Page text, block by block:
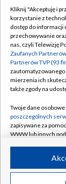
Abonament
Emisja w TVP
Centrum
Naziemna
Rada
System NOS
Informacje o
Program dla
Kliknij "Akceptuję i
korzystanie z
dostęp do informacji
przechowywanie
nas, czyli Telewizję
Zaufanych
Partnerów TVP (93
mierzenia ich
także zgody na
Twoje dane
poszczególnych
zapisywane za
WWW lub innych
ruchu w Internecie.
Twoje dane